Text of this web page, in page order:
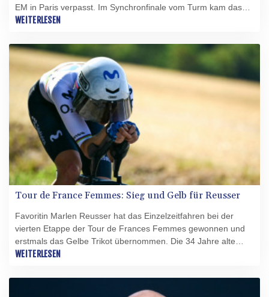
EM in Paris verpasst. Im Synchronfinale vom Turm kam das
Duo aus Berlin und Aachen am Dienstag im Centre Aquatique
fünf. Zu Bronze fehlten den WM-Sechsten knapp 14 Zähler.
Der 20-jährige Avila Sanchez hatte am Sonntag mit seiner
Vereinskollegin Lena Hentschel im Mixed-Synchronspringen
vom 3-m-Brett Bronze gewonnen.
WEITERLESEN
Tour de France Femmes: Sieg und Gelb für Reusser
Favoritin Marlen Reusser hat das Einzelzeitfahren bei der
vierten Etappe der Tour de Frances Femmes gewonnen und
erstmals das Gelbe Trikot übernommen. Die 34 Jahre alte
Schweizerin vom Movistar Team, amtierende Weltmeisterin im
Sieg auf welligen 21 Kilometern von Gevrey-Chambertain nach
Dijon nun vor der Niederländerin Demi Vollering (+0:14
WEITERLESEN